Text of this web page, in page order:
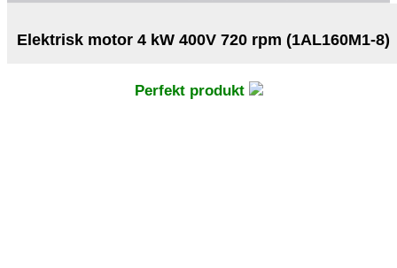
Elektrisk motor 4 kW 400V 720 rpm (1AL160M1-8)
Perfekt produkt